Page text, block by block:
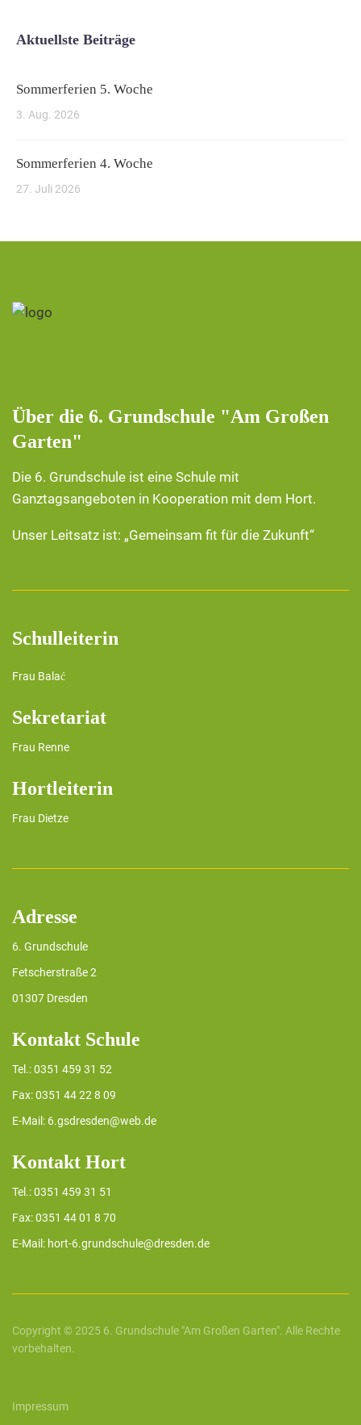
Aktuellste Beiträge
Sommerferien 5. Woche
3. Aug. 2026
Sommerferien 4. Woche
27. Juli 2026
Über die 6. Grundschule "Am Großen
Garten"
Die 6. Grundschule ist eine Schule mit
Ganztagsangeboten in Kooperation mit dem Hort.
Unser Leitsatz ist: „Gemeinsam fit für die Zukunft“
Schulleiterin
Frau Balać
Sekretariat
Frau Renne
Hortleiterin
Frau Dietze
Adresse
6. Grundschule
Fetscherstraße 2
01307 Dresden
Kontakt Schule
Tel.: 0351 459 31 52
Fax: 0351 44 22 8 09
E-Mail: 6.gsdresden@web.de
Kontakt Hort
Tel.: 0351 459 31 51
Fax: 0351 44 01 8 70
E-Mail: hort-6.grundschule@dresden.de
Copyright © 2025 6. Grundschule "Am Großen Garten". Alle Rechte
vorbehalten.
Impressum